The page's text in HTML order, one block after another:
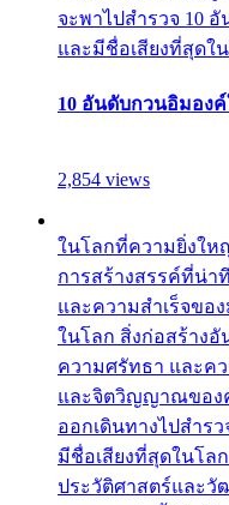
จะพาไปสำรวจ 10
และมีชื่อเสียงที่สุดใ
10 อันดับกวนอิมอง
2,854 views
ในโลกที่ความยิ่งให
การสร้างสรรค์ที่น่า
และความสำเร็จข
ในโลก สิ่งก่อสร้างอั
ความศรัทธา และค
และจิตวิญญาณของ
ออกเดินทางไปสำร
มีชื่อเสียงที่สุดในโล
ประวัติศาสตร์และวั